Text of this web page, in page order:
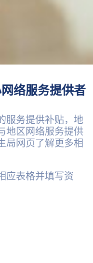
络服务提供者
服务提供补贴，地
地区网络服务提供
局网页了解更多相
应表格并填写资